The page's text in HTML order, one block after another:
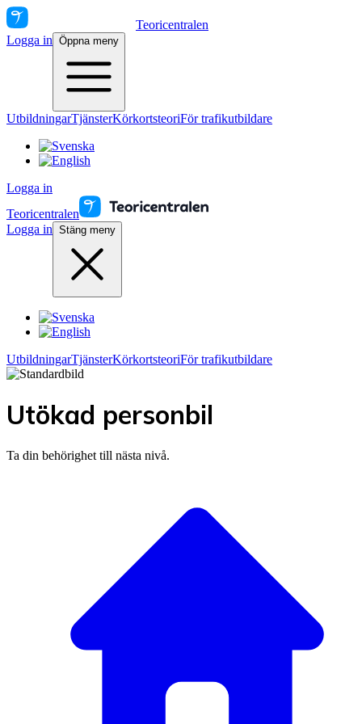
Teoricentralen
Logga in Öppna meny
UtbildningarTjänsterKörkortsteoriFör trafikutbildare
Logga in
Teoricentralen
Logga in Stäng meny
UtbildningarTjänsterKörkortsteoriFör trafikutbildare
Utökad personbil
Ta din behörighet till nästa nivå.